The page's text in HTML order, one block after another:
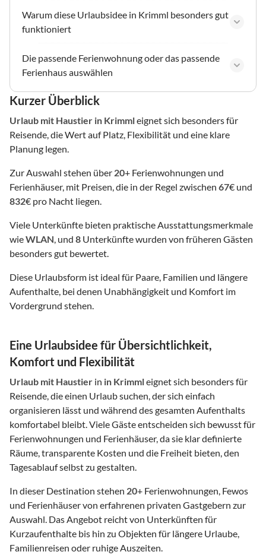
Warum diese Urlaubsidee in Krimml besonders gut
funktioniert
Die passende Ferienwohnung oder das passende
Ferienhaus auswählen
Kurzer Überblick
Urlaub mit Haustier in Krimmleignet sich besonders für
Reisende, die Wert auf Platz, Flexibilität und eine klare
Planung legen.
Zur Auswahl stehen über 20+ Ferienwohnungen und
Ferienhäuser, mit Preisen, die in der Regel zwischen 67€ und
832€ pro Nacht liegen.
Viele Unterkünfte bieten praktische Ausstattungsmerkmale
wieWLAN , und 8 Unterkünfte wurden von früheren Gästen
besonders gut bewertet.
Diese Urlaubsform ist ideal für Paare, Familien und längere
Aufenthalte, bei denen Unabhängigkeit und Komfort im
Vordergrund stehen.
Eine Urlaubsidee für Übersichtlichkeit,
Komfort und Flexibilität
Urlaub mit Haustier in in Krimmleignet sich besonders für
Reisende, die einen Urlaub suchen, der sich einfach
organisieren lässt und während des gesamten Aufenthalts
komfortabel bleibt. Viele Gäste entscheiden sich bewusst für
Ferienwohnungen und Ferienhäuser, da sie klar definierte
Räume, transparente Kosten und die Freiheit bieten, den
Tagesablauf selbst zu gestalten.
In dieser Destination stehen 20+ Ferienwohnungen, Fewos
und Ferienhäuser von erfahrenen privaten Gastgebern zur
Auswahl. Das Angebot reicht von Unterkünften für
Kurzaufenthalte bis hin zu Objekten für längere Urlaube,
Familienreisen oder ruhige Auszeiten.